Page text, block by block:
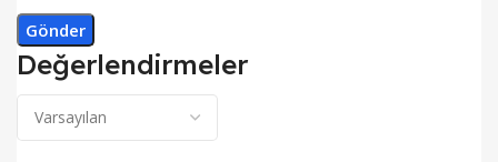
Değerlendirmeler